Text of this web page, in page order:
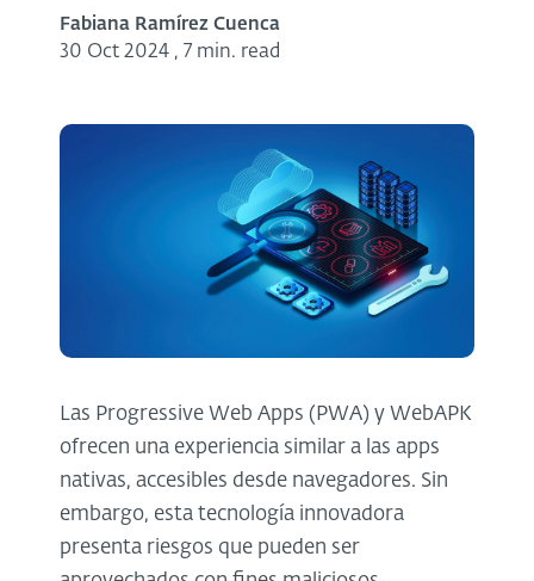
Fabiana Ramírez Cuenca
30 Oct 2024 , 7 min. read
Las Progressive Web Apps (PWA) y WebAPK
ofrecen una experiencia similar a las apps
nativas, accesibles desde navegadores. Sin
embargo, esta tecnología innovadora
presenta riesgos que pueden ser